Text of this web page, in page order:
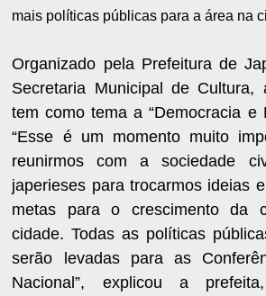
mais políticas públicas para a área na
Organizado pela Prefeitura de
Secretaria Municipal de Cultura,
tem como tema a “Democracia e
“Esse é um momento muito
reunirmos com a sociedade
japerieses para trocarmos ideias
metas para o crescimento da
cidade. Todas as políticas
serão levadas para as
Nacional”, explicou a